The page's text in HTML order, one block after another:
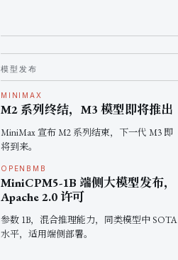
模型发布
MINIMAX
M2 系列终结，M3 模型即将推出
MiniMax 宣布 M2 系列结束，下一代 M3 即
将到来。
OPENBMB
MiniCPM5-1B 端侧大模型发布，
Apache 2.0 许可
参数 1B，混合推理能力，同类模型中 SOTA
水平，适用端侧部署。